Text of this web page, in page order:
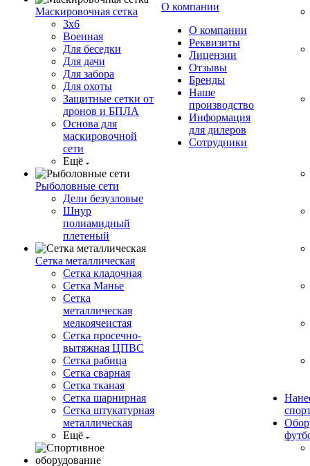
Маскировочная сетка
3х6
Военная
Для беседки
Для дачи
Для забора
Для охоты
Защитные сетки от
дронов и БПЛА
Основа для
маскировочной
сети
Ещё
Рыболовные сети
Дели безузловые
Шнур
полиамидный
плетеный
Сетка металлическая
Сетка кладочная
Сетка Манье
Сетка
металлическая
мелкоячеистая
Сетка просечно-
вытяжная ЦПВС
Сетка рабица
Сетка сварная
Сетка тканая
Сетка шарнирная
Сетка штукатурная
металлическая
Ещё
О компании
О компании
Реквизиты
Лицензии
Отзывы
Бренды
Наше
производство
Информация
для дилеров
Сотрудники